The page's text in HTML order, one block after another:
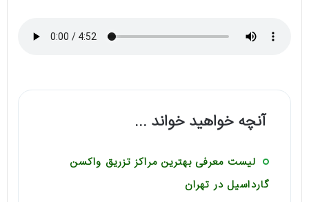
آنچه خواهید خواند ...
لیست معرفی بهترین مراکز تزریق واکسن
گارداسیل در تهران